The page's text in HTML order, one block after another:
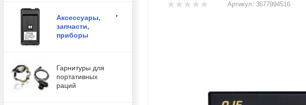
Аксессуары,
запчасти,
приборы
Гарнитуры для
портативных
раций
Артикул: 3677994516